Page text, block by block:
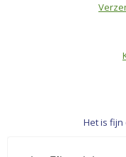
Het is fijn